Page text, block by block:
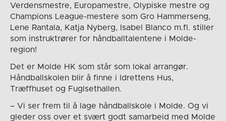
Verdensmestre, Europamestre, Olypiske mestre og
Champions League-mestere som Gro Hammerseng,
Lene Rantala, Katja Nyberg, Isabel Blanco m.fl. stiller
som instruktrører for håndballtalentene i Molde-
region!
Det er Molde HK som står som lokal arrangør.
Håndballskolen blir å finne i Idrettens Hus,
Træffhuset og Fuglsethallen.
– Vi ser frem til å lage håndballskole i Molde. Og vi
gleder oss over et svært godt samarbeid med Molde